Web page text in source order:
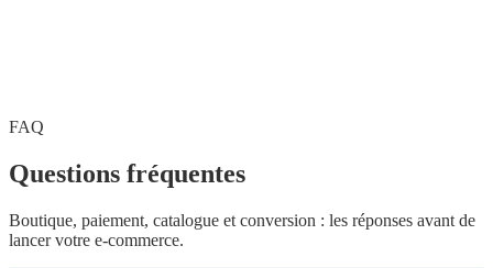
FAQ
Questions fréquentes
Boutique, paiement, catalogue et conversion : les réponses avant de
lancer votre e-commerce.